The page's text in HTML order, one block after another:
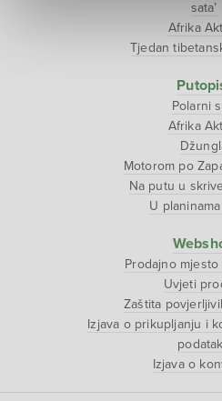
sata’
Afrika
Tjedan
Polarni
Afrika
Motorom po
Na putu u
U
Prodajno
Uvjeti
Zaštita
Izjava o prikupljanju i
Izjava o